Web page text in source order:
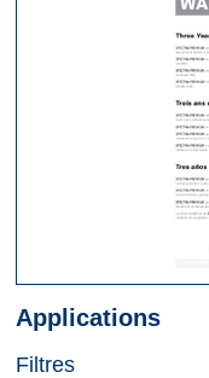
Applications
Filtres